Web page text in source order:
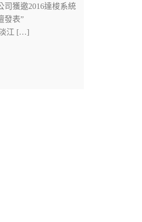
司獲邀2016達梭系統
發表”
江 […]